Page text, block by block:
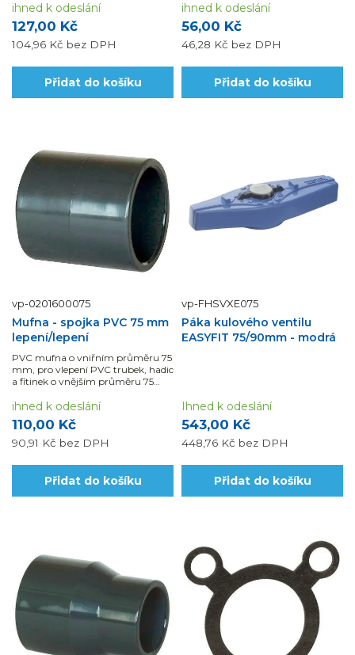
127,00 Kč
104,96 Kč bez DPH
ihned k odeslání
Přidat do košíku
56,00 Kč
46,28 Kč bez DPH
ihned k odeslání
Přidat do košíku
vp-0201600075
Mufna - spojka PVC 75 mm
lepení/lepení
PVC mufna o vniřním průměru 75
mm, pro vlepení PVC trubek, hadic
a fitinek o vnějším průměru 75
110,00 Kč
90,91 Kč bez DPH
ihned k odeslání
Přidat do košíku
vp-FHSVXE075
Páka kulového ventilu
EASYFIT 75/90mm - modrá
543,00 Kč
448,76 Kč bez DPH
Ihned k odeslání
Přidat do košíku